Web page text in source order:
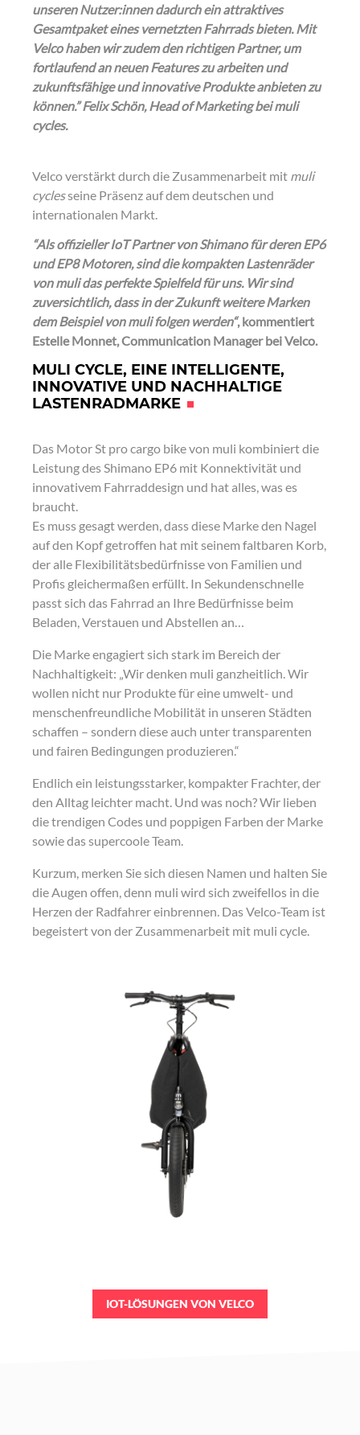
unseren Nutzer:innen dadurch ein attraktives
Gesamtpaket eines vernetzten Fahrrads bieten. Mit
Velco haben wir zudem den richtigen Partner, um
fortlaufend an neuen Features zu arbeiten und
zukunftsfähige und innovative Produkte anbieten zu
können.” Felix Schön, Head of Marketing bei muli
cycles.
Velco verstärkt durch die Zusammenarbeit mit muli
cyclesseine Präsenz auf dem deutschen und
internationalen Markt.
“Als offizieller IoT Partner von Shimano für deren EP6
und EP8 Motoren, sind die kompakten Lastenräder
von muli das perfekte Spielfeld für uns. Wir sind
zuversichtlich, dass in der Zukunft weitere Marken
dem Beispiel von muli folgen werden“, kommentiert
Estelle Monnet, Communication Manager bei Velco.
MULI CYCLE, EINE INTELLIGENTE,
INNOVATIVE UND NACHHALTIGE
LASTENRADMARKE
Das Motor St pro cargo bike von muli kombiniert die
Leistung des Shimano EP6 mit Konnektivität und
innovativem Fahrraddesign und hat alles, was es
braucht.
Es muss gesagt werden, dass diese Marke den Nagel
auf den Kopf getroffen hat mit seinem faltbaren Korb,
der alle Flexibilitätsbedürfnisse von Familien und
Profis gleichermaßen erfüllt. In Sekundenschnelle
passt sich das Fahrrad an Ihre Bedürfnisse beim
Beladen, Verstauen und Abstellen an…
Die Marke engagiert sich stark im Bereich der
Nachhaltigkeit: „Wir denken muli ganzheitlich. Wir
wollen nicht nur Produkte für eine umwelt- und
menschenfreundliche Mobilität in unseren Städten
schaffen – sondern diese auch unter transparenten
und fairen Bedingungen produzieren.“
Endlich ein leistungsstarker, kompakter Frachter, der
den Alltag leichter macht. Und was noch? Wir lieben
die trendigen Codes und poppigen Farben der Marke
sowie das supercoole Team.
Kurzum, merken Sie sich diesen Namen und halten Sie
die Augen offen, denn muli wird sich zweifellos in die
Herzen der Radfahrer einbrennen. Das Velco-Team ist
begeistert von der Zusammenarbeit mit muli cycle.
IOT-LÖSUNGEN VON VELCO